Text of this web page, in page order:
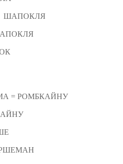
ШАПОКЛЯ
= РОМБКАЙНУ